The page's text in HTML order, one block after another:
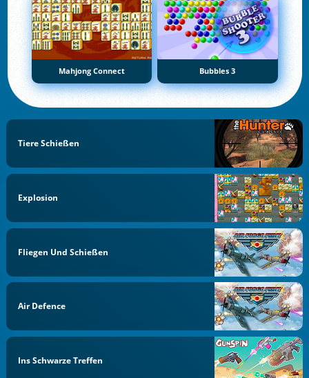
Mahjong Connect Bubbles 3
Tiere Schießen
Explosion
Fliegen Und Schießen
Air Defence
Ins Schwarze Treffen